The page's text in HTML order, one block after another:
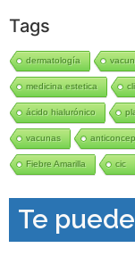
Tags
dermatología
medicina estetica
ácido hialurónico
vacunas
Fiebre Amarilla cic
Te